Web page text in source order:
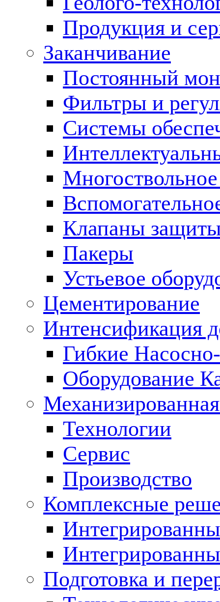
Продукция и
Заканчивание
Постоянный
Фильтры и
Cистемы
Клапаны
Пакеры
Устьевое
Цементирование
Интенсификация
Гибкие
Оборудование
Технологии
Сервис
Производство
Комплексные
Подготовка и